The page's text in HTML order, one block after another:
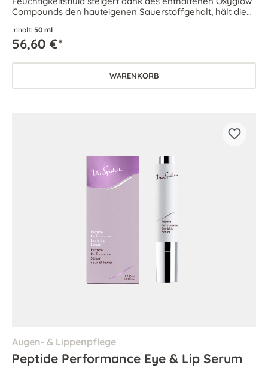
Compounds den hauteigenen Sauerstoffgehalt, hält die
Mikrozirkulation aufrecht und verbessert so die
Hautelastizität.
Inhalt: 50 ml
56,60 €*
WARENKORB
Augen- & Lippenpflege
Peptide Performance Eye & Lip Serum